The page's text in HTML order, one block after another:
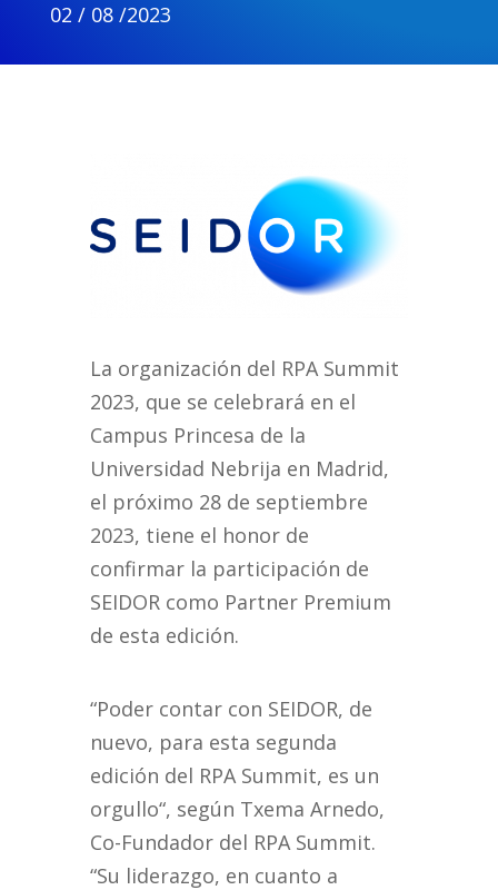
02 / 08 /2023
La organización del RPA Summit
2023, que se celebrará en el
Campus Princesa de la
Universidad Nebrija en Madrid,
el próximo 28 de septiembre
2023, tiene el honor de
confirmar la participación de
SEIDOR como Partner Premium
de esta edición.
“Poder contar con SEIDOR, de
nuevo, para esta segunda
edición del RPA Summit, es un
orgullo“, según Txema Arnedo,
Co-Fundador del RPA Summit.
“Su liderazgo, en cuanto a